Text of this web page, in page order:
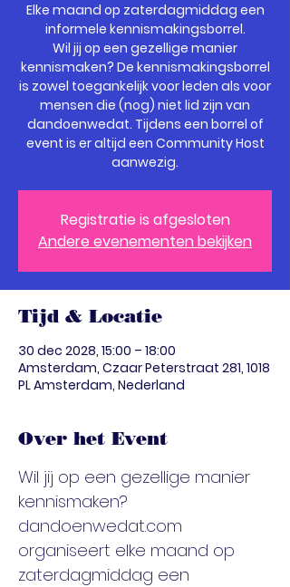
Elke maand op zaterdagmiddag een
informele kennismakingsborrel.
Wil jij op een gezellige manier
kennismaken? De kennismakingsborrel
is zowel toegankelijk voor leden als voor
mensen die (nog) niet lid zijn van
dandoenwedat. Tijdens een borrel of
event is er altijd een Community Host
Registratie is afgesloten
Andere evenementen bekijken
Tijd & Locatie
30 dec 2028, 15:00 – 18:00
Amsterdam, Czaar Peterstraat 281, 1018
PL Amsterdam, Nederland
Over het Event
Wil jij op een gezellige manier
kennismaken?
dandoenwedat.com
organiseert elke maand op
zaterdagmiddag een